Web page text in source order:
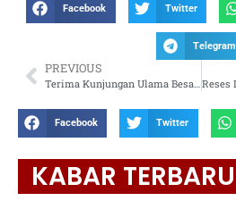
Facebook Twitter
Telegram
PREVIOUS
Terima Kunjungan Ulama Besar Palestina, Gerindra Siap Perjuangkan Nilai-nilai Kemanusiaan
Facebook Twitter
KABAR TERBARU